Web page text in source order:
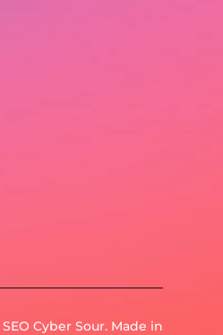
SEO Cyber Sour. Made in